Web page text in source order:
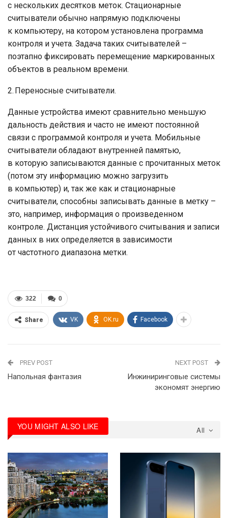
с нескольких десятков меток. Стационарные
считыватели обычно напрямую подключены
к компьютеру, на котором установлена программа
контроля и учета. Задача таких считывателей –
поэтапно фиксировать перемещение маркированных
объектов в реальном времени.
2. Переносные считыватели.
Данные устройства имеют сравнительно меньшую
дальность действия и часто не имеют постоянной
связи с программой контроля и учета. Мобильные
считыватели обладают внутренней памятью,
в которую записываются данные с прочитанных меток
(потом эту информацию можно загрузить
в компьютер) и, так же как и стационарные
считыватели, способны записывать данные в метку –
это, например, информация о произведенном
контроле. Дистанция устойчивого считывания и записи
данных в них определяется в зависимости
от частотного диапазона метки.
0
322
Share VK OK.ru Facebook
PREV POST
Напольная фантазия
NEXT POST
Инжиниринговые системы
экономят энергию
All
YOU MIGHT ALSO LIKE